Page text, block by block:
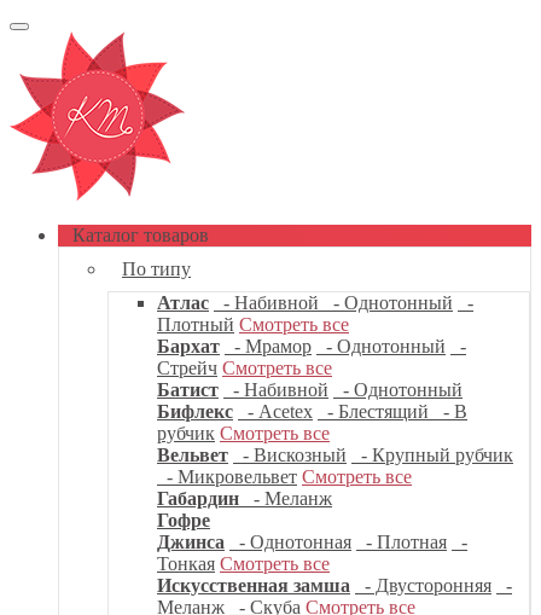
Каталог товаров
По типу
Атлас
- Набивной - Однотонный
-
Плотный Смотреть все
Бархат
- Мрамор - Однотонный
-
Стрейч Смотреть все
Батист
- Набивной
- Однотонный
Бифлекс
- Acetex - Блестящий
- В
рубчик Смотреть все
Вельвет
- Вискозный
- Крупный рубчик
- Микровельвет Смотреть все
Габардин
- Меланж
Гофре
Джинса
- Однотонная - Плотная
-
Тонкая Смотреть все
Искусственная замша
- Двусторонняя
-
Меланж
- Скуба Смотреть все